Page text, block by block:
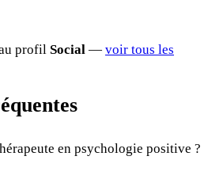
profil Social — voir tous les
en psychologie positive ?